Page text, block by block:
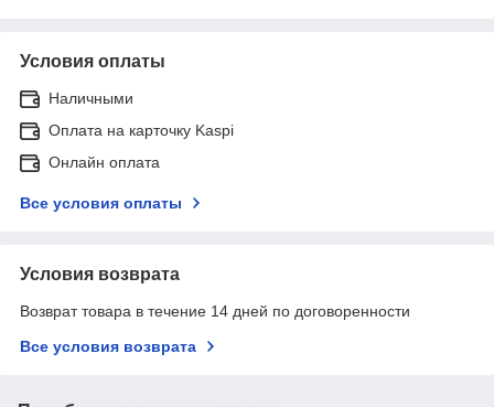
Условия оплаты
Наличными
Оплата на карточку Kaspi
Онлайн оплата
Все условия оплаты
Условия возврата
Возврат товара в течение 14 дней по договоренности
Все условия возврата